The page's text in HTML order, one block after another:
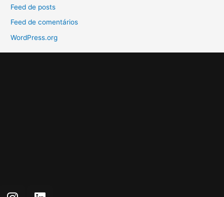
Feed de posts
Feed de comentários
WordPress.org